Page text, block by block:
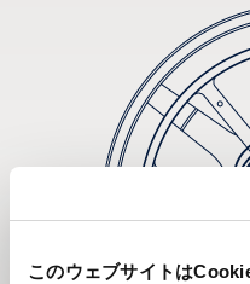
このウェブサイトは